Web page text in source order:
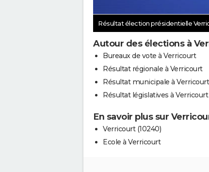
Résultat élection présidentielle
Autour des élections à
Bureaux de vote à Verricourt
Résultat régionale à Verricourt
Résultat municipale à Verricourt
Résultat législatives à Verricourt
En savoir plus sur
Verricourt (10240)
Ecole à Verricourt